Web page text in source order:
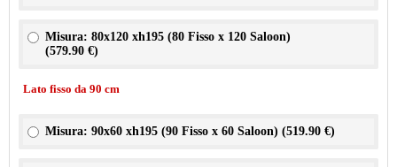
Misura: 80x120 xh195 (80 Fisso x 120 Saloon)
(579.90 €)
Lato fisso da 90 cm
Misura: 90x60 xh195 (90 Fisso x 60 Saloon) (519.90 €)